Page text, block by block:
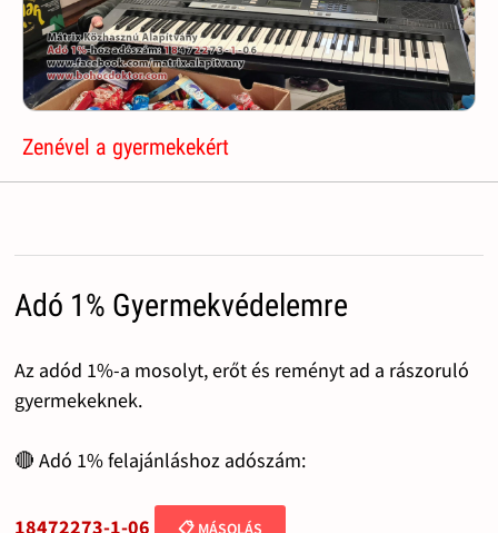
Zenével a gyermekekért
Adó 1% Gyermekvédelemre
Az adód 1%-a mosolyt, erőt és reményt ad a rászoruló
gyermekeknek.
🔴 Adó 1% felajánláshoz adószám:
18472273-1-06 📋 MÁSOLÁS